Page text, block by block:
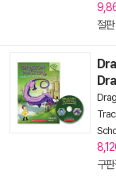
절판
구